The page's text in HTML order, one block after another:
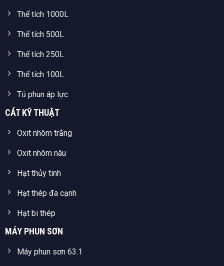
Thể tích 1000L
Thể tích 500L
Thể tích 250L
Thể tích 100L
Tủ phun áp lực
CÁT KỸ THUẬT
Oxit nhôm trắng
Oxit nhôm nâu
Hạt thủy tinh
Hạt thép đa cạnh
Hạt bi thép
MÁY PHUN SƠN
Máy phun sơn 63.1